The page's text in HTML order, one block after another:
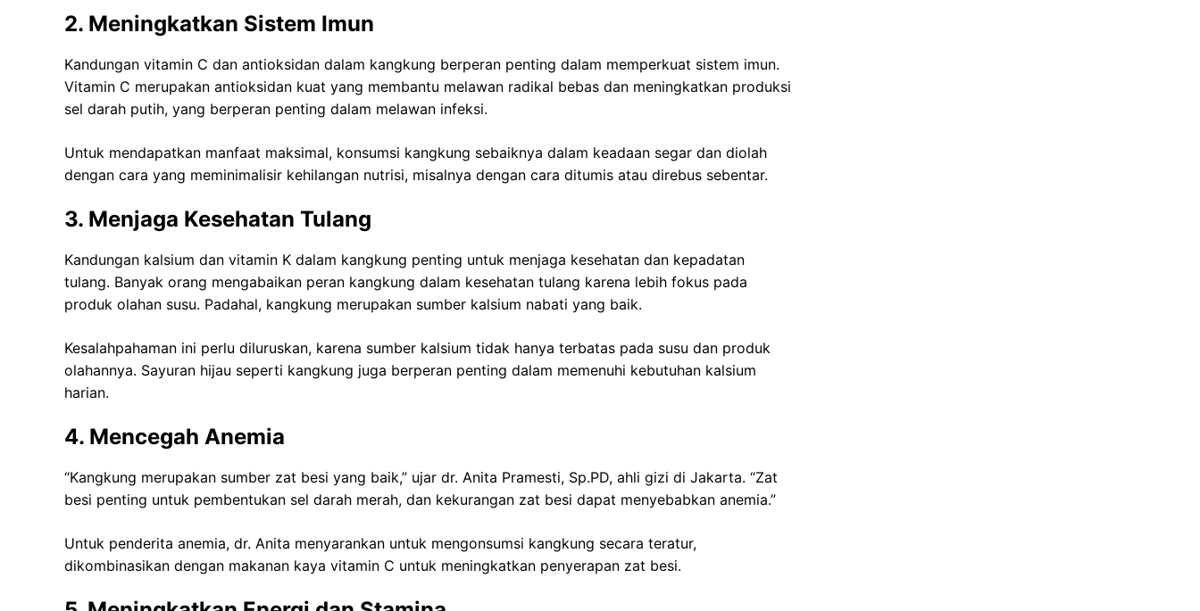
2. Meningkatkan Sistem Imun
Kandungan vitamin C dan antioksidan dalam kangkung berperan penting dalam memperkuat sistem imun.
Vitamin C merupakan antioksidan kuat yang membantu melawan radikal bebas dan meningkatkan produksi
sel darah putih, yang berperan penting dalam melawan infeksi.
Untuk mendapatkan manfaat maksimal, konsumsi kangkung sebaiknya dalam keadaan segar dan diolah
dengan cara yang meminimalisir kehilangan nutrisi, misalnya dengan cara ditumis atau direbus sebentar.
3. Menjaga Kesehatan Tulang
Kandungan kalsium dan vitamin K dalam kangkung penting untuk menjaga kesehatan dan kepadatan
tulang. Banyak orang mengabaikan peran kangkung dalam kesehatan tulang karena lebih fokus pada
produk olahan susu. Padahal, kangkung merupakan sumber kalsium nabati yang baik.
Kesalahpahaman ini perlu diluruskan, karena sumber kalsium tidak hanya terbatas pada susu dan produk
olahannya. Sayuran hijau seperti kangkung juga berperan penting dalam memenuhi kebutuhan kalsium
harian.
4. Mencegah Anemia
“Kangkung merupakan sumber zat besi yang baik,” ujar dr. Anita Pramesti, Sp.PD, ahli gizi di Jakarta. “Zat
besi penting untuk pembentukan sel darah merah, dan kekurangan zat besi dapat menyebabkan anemia.”
Untuk penderita anemia, dr. Anita menyarankan untuk mengonsumsi kangkung secara teratur,
dikombinasikan dengan makanan kaya vitamin C untuk meningkatkan penyerapan zat besi.